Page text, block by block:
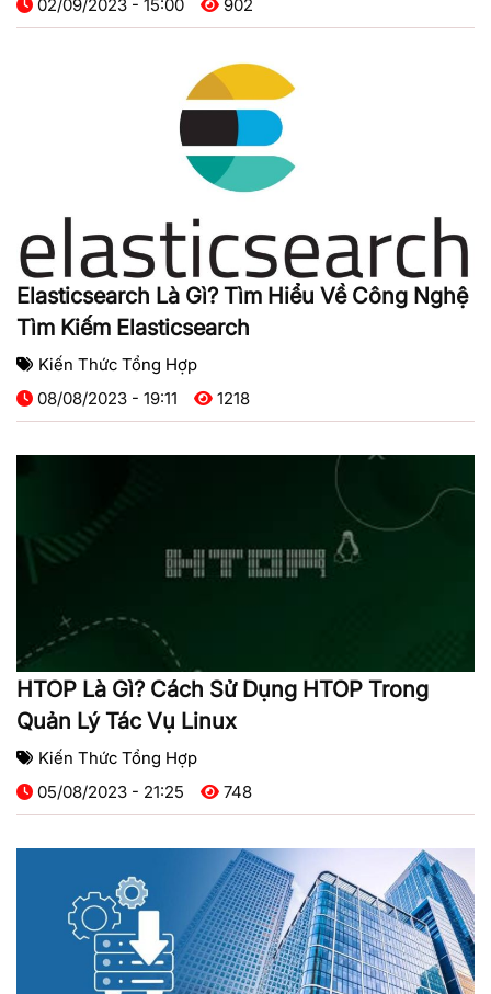
02/09/2023 - 15:00
902
Elasticsearch Là Gì? Tìm Hiểu Về Công Nghệ
Tìm Kiếm Elasticsearch
Kiến Thức Tổng Hợp
08/08/2023 - 19:11
1218
HTOP Là Gì? Cách Sử Dụng HTOP Trong
Quản Lý Tác Vụ Linux
Kiến Thức Tổng Hợp
05/08/2023 - 21:25
748